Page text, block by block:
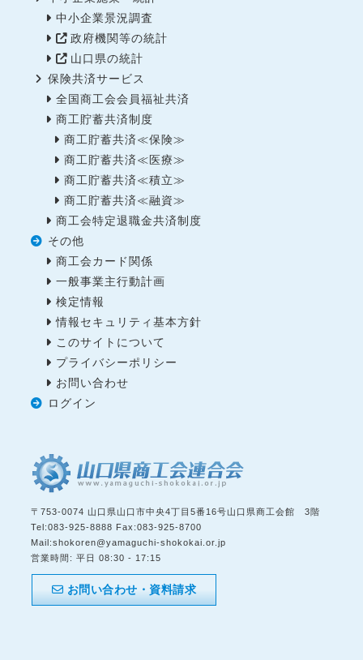
中小企業景況調査
政府機関等の統計
山口県の統計
保険共済サービス
全国商工会会員福祉共済
商工貯蓄共済制度
商工貯蓄共済≪保険≫
商工貯蓄共済≪医療≫
商工貯蓄共済≪積立≫
商工貯蓄共済≪融資≫
商工会特定退職金共済制度
その他
商工会カード関係
一般事業主行動計画
検定情報
情報セキュリティ基本方針
このサイトについて
プライバシーポリシー
お問い合わせ
ログイン
〒 753-0074 山口県山口市中央4丁目5番16号山口県商工会館 3階
Tel:083-925-8888 Fax:083-925-8700
Mail:shokoren@yamaguchi-shokokai.or.jp
営業時間: 平日 08:30 - 17:15
お問い合わせ・資料請求